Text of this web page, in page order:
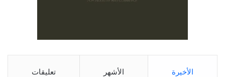
الأخيرة الأشهر تعليقات